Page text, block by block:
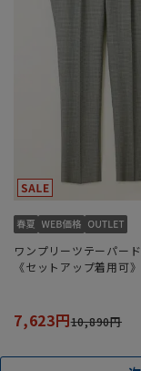
ワンプリーツテーパー
《セットアップ着用可》
7,623円10,890円